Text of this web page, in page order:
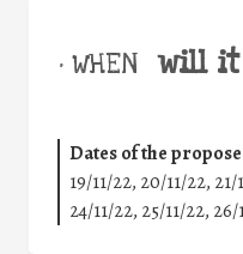
• WHEN will it
Dates of the
19/11/22, 20/11/22,
24/11/22, 25/11/22,